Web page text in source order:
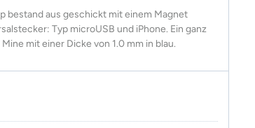
bestand aus geschickt mit einem Magnet
Typ microUSB und iPhone. Ein ganz
mit einer Dicke von 1.0 mm in blau.